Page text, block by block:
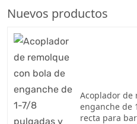
Nuevos productos
Acoplador de
enganche de
recta para